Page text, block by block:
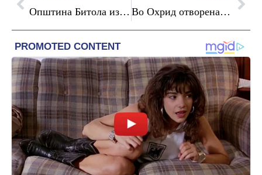
Општина Битола изработува стратегија за социјални претпријатија Во Охрид отворена Спомен-соба посветена на Шестата македонска ударна бригада